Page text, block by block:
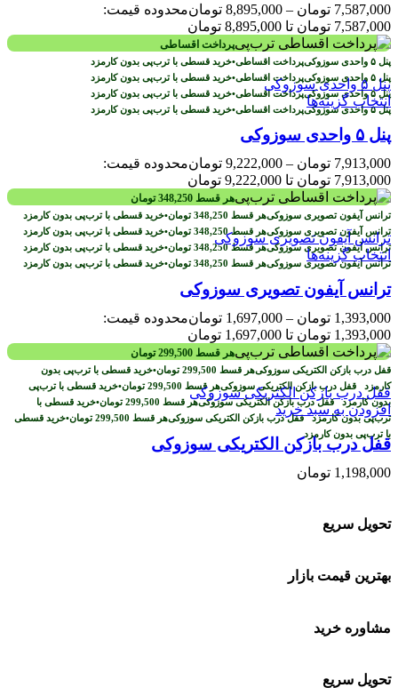
7,587,000 تومان –
8,895,000 تومانمحدوده قیمت:
7,587,000 تومان تا 8,895,000 تومان
پرداخت اقساطی
پرداخت اقساطی•خرید قسطی با ترب‌پی بدون کارمزد
پرداخت اقساطی•خرید قسطی با ترب‌پی بدون کارمزد
پرداخت اقساطی•خرید قسطی با ترب‌پی بدون کارمزد
پرداخت اقساطی•خرید قسطی با ترب‌پی بدون کارمزد
انتخاب گزینه‌ها
پنل ۵ واحدی سوزوکی
7,913,000 تومان –
9,222,000 تومانمحدوده قیمت:
7,913,000 تومان تا 9,222,000 تومان
هر قسط 348,250 تومان
هر قسط 348,250 تومان•خرید قسطی با ترب‌پی بدون کارمزد
هر قسط348,250 تومان•خرید قسطی با ترب‌پی بدون کارمزد
هر قسط348,250 تومان•خرید قسطی با ترب‌پی بدون کارمزد
هر قسط 348,250 تومان•خرید قسطی با ترب‌پی بدون کارمزد
انتخاب گزینه‌ها
ترانس آیفون تصویری سوزوکی
1,393,000 تومان –
1,697,000 تومانمحدوده قیمت:
1,393,000 تومان تا 1,697,000 تومان
هر قسط 299,500 تومان
هر قسط 299,500 تومان•خرید قسطی با ترب‌پی بدون
کارمزد
هر قسط 299,500 تومان•خرید قسطی با ترب‌پی
بدون کارمزد
هر قسط 299,500 تومان•خرید قسطی با
ترب‌پی بدون کارمزد
هر قسط 299,500 تومان•خرید قسطی
با ترب‌پی بدون کارمزد
افزودن به سبد خرید
قفل درب بازکن الکتریکی سوزوکی
1,198,000 تومان
تحویل سریع
بهترین قیمت بازار
مشاوره خرید
تحویل سریع